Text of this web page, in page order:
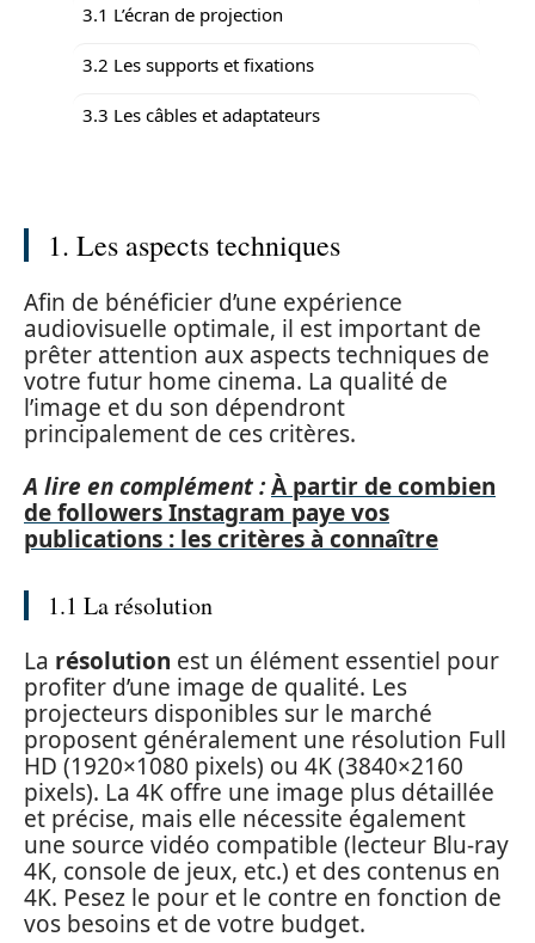
3.1 L’écran de projection
3.2 Les supports et fixations
3.3 Les câbles et adaptateurs
1. Les aspects techniques
Afin de bénéficier d’une expérience
audiovisuelle optimale, il est important de
prêter attention aux aspects techniques de
votre futur home cinema. La qualité de
l’image et du son dépendront
principalement de ces critères.
A lire en complément :À partir de combien
de followers Instagram paye vos
publications : les critères à connaître
1.1 La résolution
La résolution est un élément essentiel pour
profiter d’une image de qualité. Les
projecteurs disponibles sur le marché
proposent généralement une résolution Full
HD (1920×1080 pixels) ou 4K (3840×2160
pixels). La 4K offre une image plus détaillée
et précise, mais elle nécessite également
une source vidéo compatible (lecteur Blu-ray
4K, console de jeux, etc.) et des contenus en
4K. Pesez le pour et le contre en fonction de
vos besoins et de votre budget.